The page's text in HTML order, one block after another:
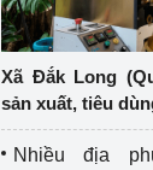
Xã Đắk Long
sản xuất, tiêu
Nhiều địa